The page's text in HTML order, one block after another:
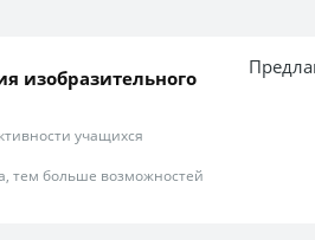
изобразительного
учащихся
тем больше возможностей